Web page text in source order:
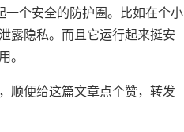
个安全的防护圈。比如在个小
露隐私。而且它运行起来挺安
。
顺便给这篇文章点个赞，转发